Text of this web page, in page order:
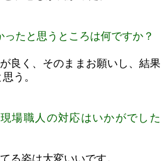
ったと思うところは何ですか？
良く、そのままお願いし、結果
う。
場職人の対応はいかがでした